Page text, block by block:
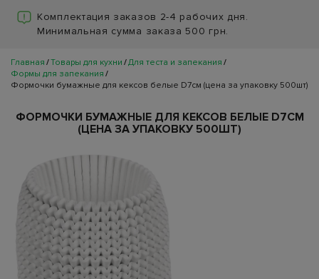
Комплектация заказов 2-4 рабочих дня.
Минимальная сумма заказа 500 грн.
Главная Товары для кухни Для теста и запекания
Формы для запекания
Формочки бумажные для кексов белые D7см (цена за упаковку 500шт)
ФОРМОЧКИ БУМАЖНЫЕ ДЛЯ КЕКСОВ БЕЛЫЕ D7СМ
(ЦЕНА ЗА УПАКОВКУ 500ШТ)